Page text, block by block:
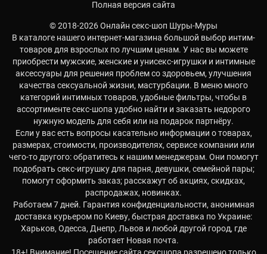
Полная версия сайта
© 2018-2026 Онлайн секс-шоп Шуры-Муры
В каталоге нашего интернет-магазина большой выбор интим-
товаров для взрослых по лучшим ценам. У нас вы можете
приобрести мужские, женские и унисекс-игрушки и интимные
аксессуары для решения проблем со здоровьем, улучшения
качества сексуальной жизни, мастурбации. В меню много
категорий интимных товаров, удобные фильтры, чтобы в
ассортименте секс-шопа удобно найти и заказать недорого
нужную модель для себя или на подарок партнёру.
Если у вас есть вопросы касательно информации о товарах,
размерах, стоимости, производителях, сервисе компании или
чего-то другого: обратитесь к нашим менеджерам. Они помогут
подобрать секс-игрушку для парня, девушки, семейной пары;
помогут оформить заказ; расскажут об акциях, скидках,
распродажах, новинках.
Работаем 7 дней. Гарантия конфиденциальности, анонимная
доставка курьером по Киеву, быстрая доставка по Украине:
Харьков, Одесса, Днепр, Львов и любой другой город, где
работает Новая почта.